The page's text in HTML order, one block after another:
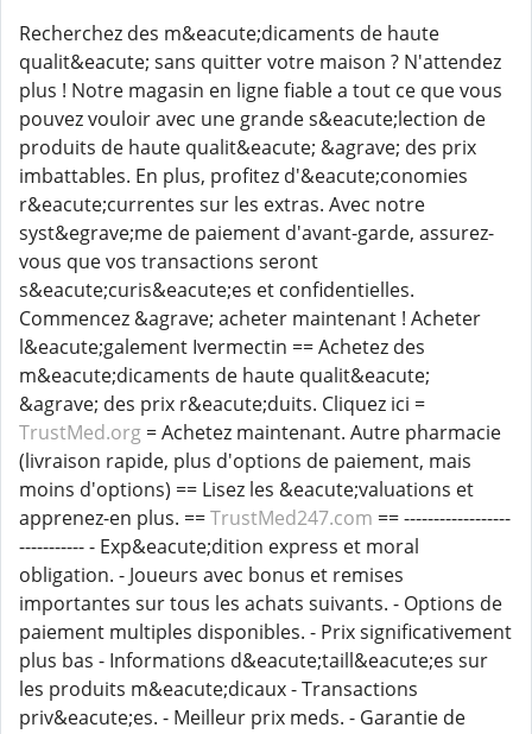
Recherchez des m&eacute;dicaments de haute
qualit&eacute; sans quitter votre maison ? N'attendez
plus ! Notre magasin en ligne fiable a tout ce que vous
pouvez vouloir avec une grande s&eacute;lection de
produits de haute qualit&eacute; &agrave; des prix
imbattables. En plus, profitez d'&eacute;conomies
r&eacute;currentes sur les extras. Avec notre
syst&egrave;me de paiement d'avant-garde, assurez-
vous que vos transactions seront
s&eacute;curis&eacute;es et confidentielles.
Commencez &agrave; acheter maintenant ! Acheter
l&eacute;galement Ivermectin == Achetez des
m&eacute;dicaments de haute qualit&eacute;
&agrave; des prix r&eacute;duits. Cliquez ici =
TrustMed.org = Achetez maintenant. Autre pharmacie
(livraison rapide, plus d'options de paiement, mais
moins d'options) == Lisez les &eacute;valuations et
apprenez-en plus. ==TrustMed247.com == ------------------
----------- - Exp&eacute;dition express et moral
obligation. - Joueurs avec bonus et remises
importantes sur tous les achats suivants. - Options de
paiement multiples disponibles. - Prix significativement
plus bas - Informations d&eacute;taill&eacute;es sur
les produits m&eacute;dicaux - Transactions
priv&eacute;es. - Meilleur prix meds. - Garantie de